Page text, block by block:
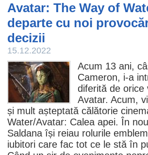
Avatar: The Way of
departe cu noi
decizii
15.12.2022
Acum 13 ani,
Cameron, i-a
diferită de orice
Avatar. Acum,
și mult așteptată călătorie
Water/Avatar: Calea apei. În
Saldana își reiau rolurile
iubitori care fac tot ce le stă în